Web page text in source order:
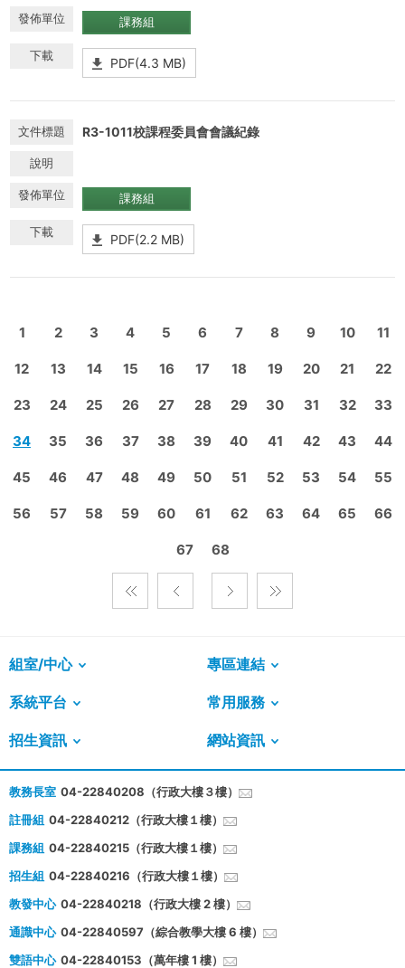
課務組
PDF(4.3 MB)
R3-1011校課程委員會會議紀錄
課務組
PDF(2.2 MB)
1 2 3 4 5 6 7 8 9 10 11
12 13 14 15 16 17 18 19 20 21 22
23 24 25 26 27 28 29 30 31 32 33
34 35 36 37 38 39 40 41 42 43 44
45 46 47 48 49 50 51 52 53 54 55
56 57 58 59 60 61 62 63 64 65 66
67 68
組室/中心 專區連結
系統平台 常用服務
招生資訊 網站資訊
教務長室 04-22840208（行政大樓３樓）
註冊組 04-22840212（行政大樓１樓）
課務組 04-22840215（行政大樓１樓）
招生組 04-22840216（行政大樓１樓）
教發中心 04-22840218（行政大樓 2 樓）
通識中心 04-22840597（綜合教學大樓 6 樓）
雙語中心 04-22840153（萬年樓 1 樓）